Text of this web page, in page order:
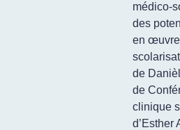
médico-
des
en
de
de
clinique
d’Esther